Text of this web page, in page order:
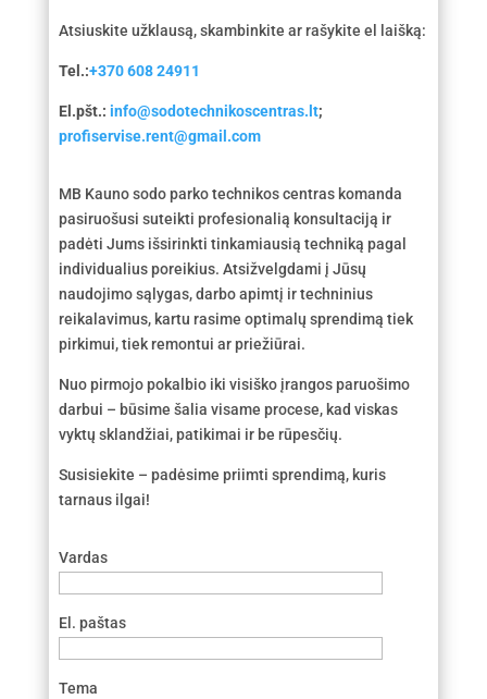
Atsiuskite užklausą, skambinkite ar rašykite el laišką:
Tel.:+370 608 24911
El.pšt.: info@sodotechnikoscentras.lt;
profiservise.rent@gmail.com
MB Kauno sodo parko technikos centras komanda
pasiruošusi suteikti profesionalią konsultaciją ir
padėti Jums išsirinkti tinkamiausią techniką pagal
individualius poreikius. Atsižvelgdami į Jūsų
naudojimo sąlygas, darbo apimtį ir techninius
reikalavimus, kartu rasime optimalų sprendimą tiek
pirkimui, tiek remontui ar priežiūrai.
Nuo pirmojo pokalbio iki visiško įrangos paruošimo
darbui – būsime šalia visame procese, kad viskas
vyktų sklandžiai, patikimai ir be rūpesčių.
Susisiekite – padėsime priimti sprendimą, kuris
tarnaus ilgai!
Vardas
El. paštas
Tema